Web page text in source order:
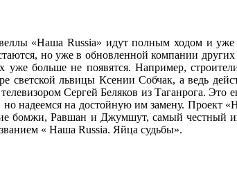
«Наша Russia» идут полным ходом и
но уже в обновленной компании
уже больше не появятся. Например,
светской львицы Ксении Собчак, а ведь
Сергей Беляков из Таганрога.
надеемся на достойную им замену. Проект
бомжи, Равшан и Джумшут, самый
« Наша Russia. Яйца судьбы».